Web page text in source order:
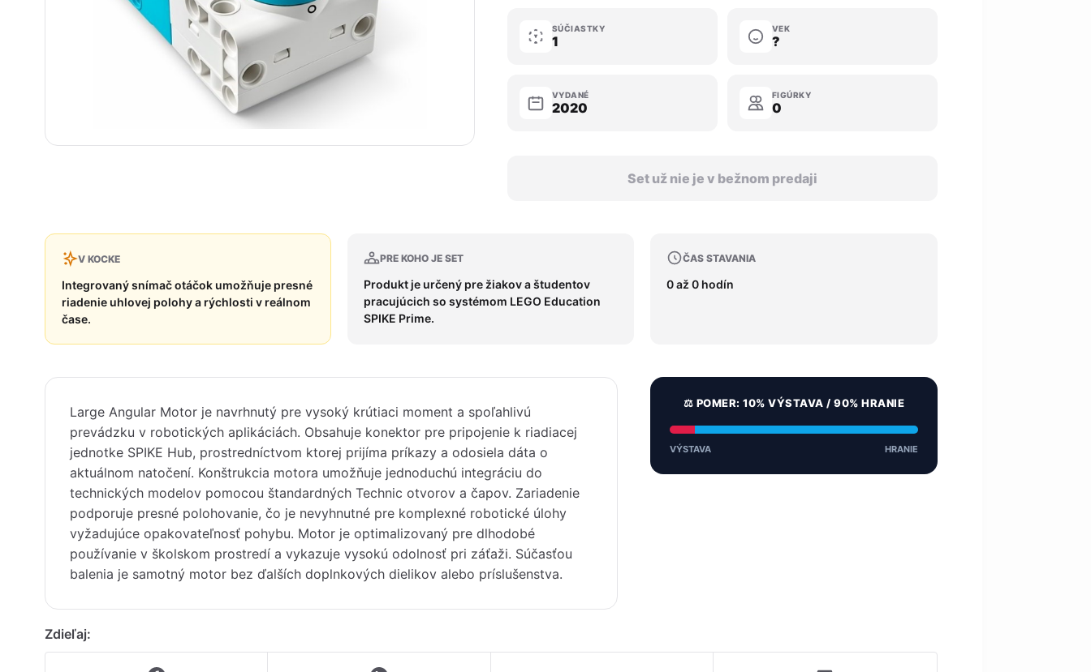
SÚČIASTKY
1
VEK
?
VYDANÉ
2020
FIGÚRKY
0
Set už nie je v bežnom predaji
V KOCKE
Integrovaný snímač otáčok umožňuje presné
riadenie uhlovej polohy a rýchlosti v reálnom
čase.
PRE KOHO JE SET
Produkt je určený pre žiakov a študentov
pracujúcich so systémom LEGO Education
SPIKE Prime.
ČAS STAVANIA
0 až 0 hodín
Large Angular Motor je navrhnutý pre vysoký krútiaci moment a spoľahlivú
prevádzku v robotických aplikáciách. Obsahuje konektor pre pripojenie k riadiacej
jednotke SPIKE Hub, prostredníctvom ktorej prijíma príkazy a odosiela dáta o
aktuálnom natočení. Konštrukcia motora umožňuje jednoduchú integráciu do
technických modelov pomocou štandardných Technic otvorov a čapov. Zariadenie
podporuje presné polohovanie, čo je nevyhnutné pre komplexné robotické úlohy
vyžadujúce opakovateľnosť pohybu. Motor je optimalizovaný pre dlhodobé
používanie v školskom prostredí a vykazuje vysokú odolnosť pri záťaži. Súčasťou
balenia je samotný motor bez ďalších doplnkových dielikov alebo príslušenstva.
⚖️ POMER: 10% VÝSTAVA / 90% HRANIE
VÝSTAVA HRANIE
Zdieľaj: